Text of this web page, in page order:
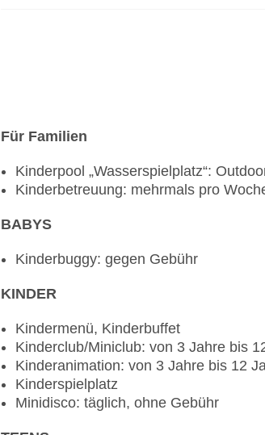
Poolbar Outdoor „Poolbar“
Café „Coffee House“
Bar „Private Lodge Bar“
Für Familien
Kinderpool „Wasserspielplatz“:
Kinderbetreuung: mehrmals pro
BABYS
Kinderbuggy: gegen Gebühr
KINDER
Kindermenü, Kinderbuffet
Kinderclub/Miniclub: von 3 Jahre bis
Kinderanimation: von 3 Jahre bis 12
Kinderspielplatz
Minidisco: täglich, ohne Gebühr